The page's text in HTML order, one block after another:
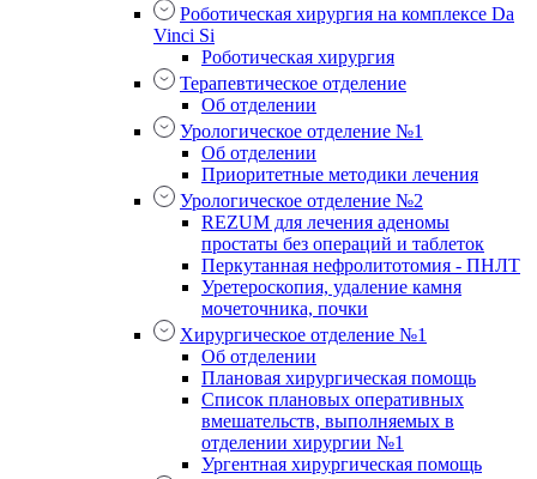
Роботическая хирургия на комплексе Da
Vinci Si
Роботическая хирургия
Терапевтическое отделение
Об отделении
Урологическое отделение №1
Об отделении
Приоритетные методики лечения
Урологическое отделение №2
REZUM для лечения аденомы
простаты без операций и таблеток
Перкутанная нефролитотомия - ПНЛТ
Уретероскопия, удаление камня
мочеточника, почки
Хирургическое отделение №1
Об отделении
Плановая хирургическая помощь
Список плановых оперативных
вмешательств, выполняемых в
отделении хирургии №1
Ургентная хирургическая помощь